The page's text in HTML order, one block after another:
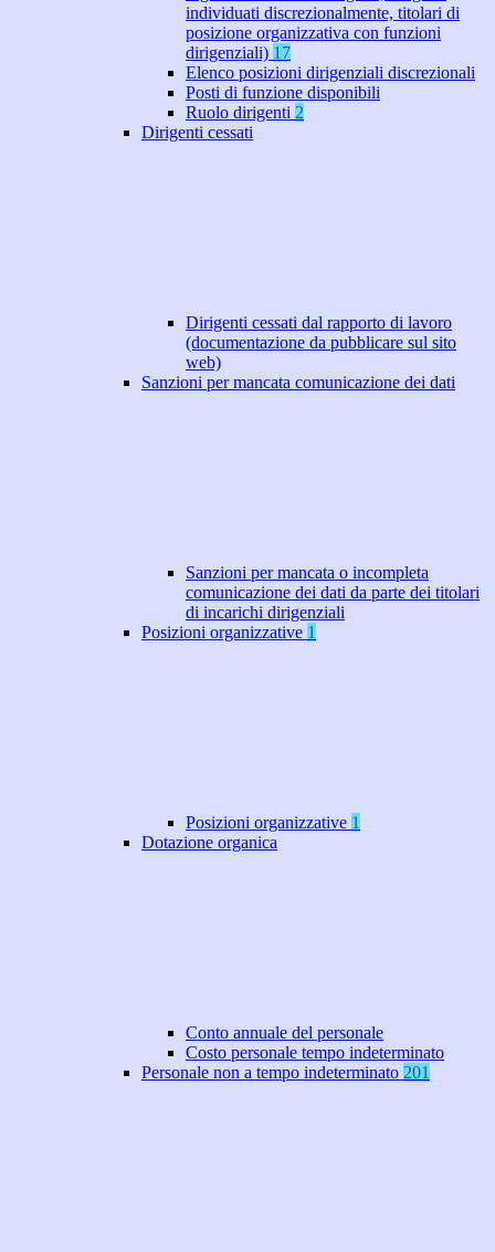
individuati discrezionalmente, titolari di
posizione organizzativa con funzioni
dirigenziali) 17
Elenco posizioni dirigenziali discrezionali
Posti di funzione disponibili
Ruolo dirigenti 2
Dirigenti cessati
Dirigenti cessati dal rapporto di lavoro
(documentazione da pubblicare sul sito
web)
Sanzioni per mancata comunicazione dei dati
Sanzioni per mancata o incompleta
comunicazione dei dati da parte dei titolari
di incarichi dirigenziali
Posizioni organizzative 1
Posizioni organizzative 1
Dotazione organica
Conto annuale del personale
Costo personale tempo indeterminato
Personale non a tempo indeterminato 201